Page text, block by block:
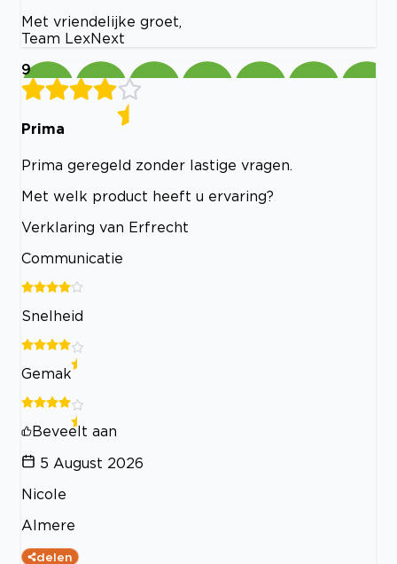
Met vriendelijke groet,
Team LexNext
9
Prima
Prima geregeld zonder lastige vragen.
Met welk product heeft u ervaring?
Verklaring van Erfrecht
Communicatie
Snelheid
Gemak
Beveelt aan
5 August 2026
Nicole
Almere
delen